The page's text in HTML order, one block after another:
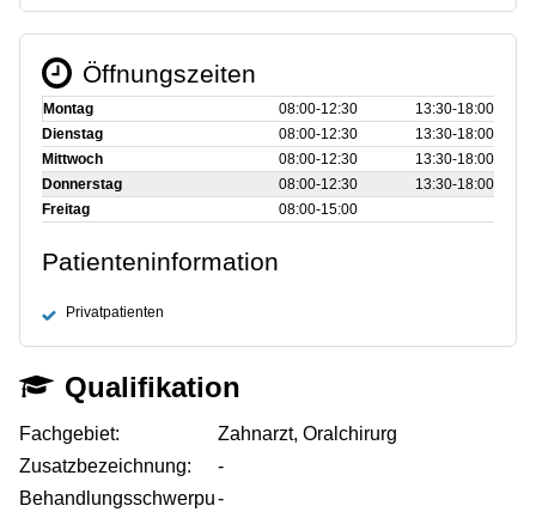
Öffnungszeiten
Montag 08:00‑12:30
13:30‑18:00
Dienstag
08:00‑12:30
13:30‑18:00
Mittwoch
08:00‑12:30
13:30‑18:00
Donnerstag
08:00‑12:30
13:30‑18:00
Freitag
08:00‑15:00
Patienteninformation
Privatpatienten
Qualifikation
Fachgebiet:
Zahnarzt, Oralchirurg
Zusatzbezeichnung:
-
Behandlungsschwerpu-